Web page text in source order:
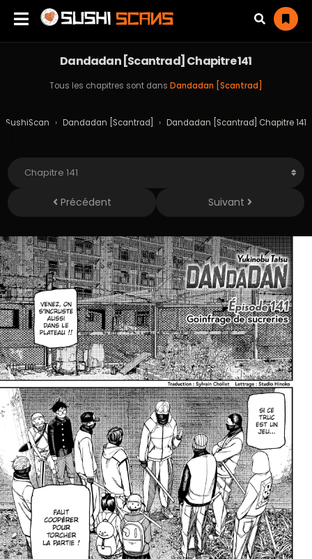
Dandadan [Scantrad] Chapitre 141
Tous les chapitres sont dans Dandadan [Scantrad]
SushiScan › Dandadan [Scantrad] › Dandadan [Scantrad] Chapitre 141
Précédent Suivant